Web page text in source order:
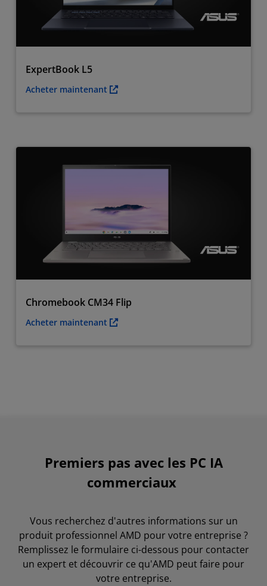
ExpertBook L5
Acheter maintenant
Chromebook CM34 Flip
Acheter maintenant
Premiers pas avec les PC IA
commerciaux
Vous recherchez d'autres informations sur un
produit professionnel AMD pour votre entreprise ?
Remplissez le formulaire ci-dessous pour contacter
un expert et découvrir ce qu'AMD peut faire pour
votre entreprise.